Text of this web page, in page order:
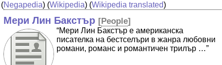
(Negapedia) (Wikipedia) (Wikipedia translated)
Мери Лин Бакстър [People]
“Мери Лин Бакстър е американска
писателка на бестселъри в жанра любовни
романи, романс и романтичен трилър …”